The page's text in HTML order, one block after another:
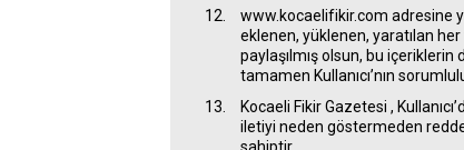
www.kocaelifikir.com adresine
eklenen, yüklenen, yaratılan her
paylaşılmış olsun, bu
tamamen Kullanıcı’nın
Kocaeli Fikir Gazetesi ,
iletiyi neden göstermeden